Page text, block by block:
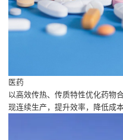
医药
以高效传热、传质特性优化药物
现连续生产，提升效率，降低成本